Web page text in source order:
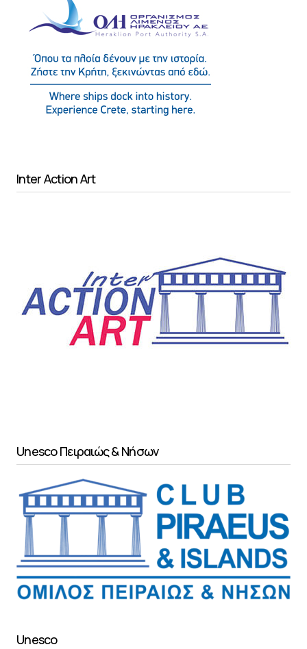
Inter Action Art
Unesco Πειραιώς & Νήσων
Unesco